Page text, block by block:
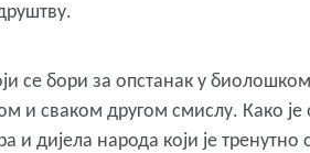
се бори за опстанак у
и сваком другом смислу. Како је
и дијела народа који је